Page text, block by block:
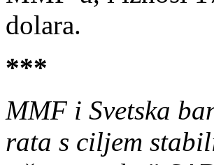
dolara.
***
MMF i Svetska
rata s ciljem